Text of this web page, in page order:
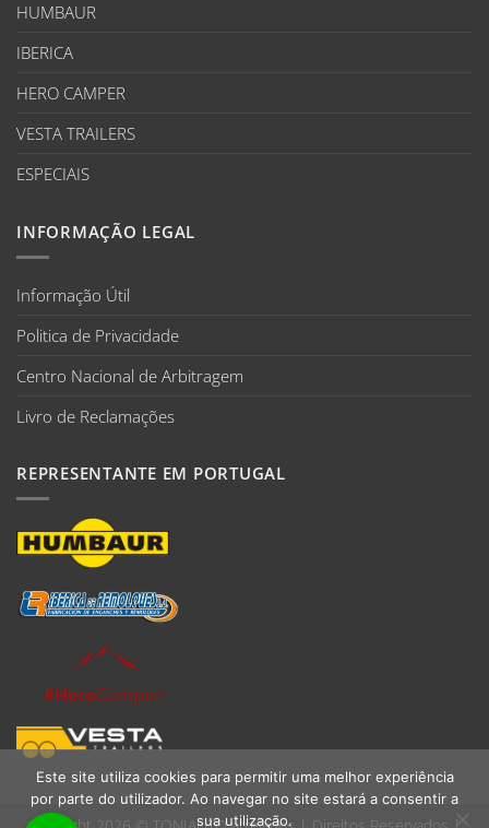
HUMBAUR
IBERICA
HERO CAMPER
VESTA TRAILERS
ESPECIAIS
INFORMAÇÃO LEGAL
Informação Útil
Politica de Privacidade
Centro Nacional de Arbitragem
Livro de Reclamações
REPRESENTANTE EM PORTUGAL
Este site utiliza cookies para permitir uma melhor experiência
por parte do utilizador. Ao navegar no site estará a consentir a
sua utilização.